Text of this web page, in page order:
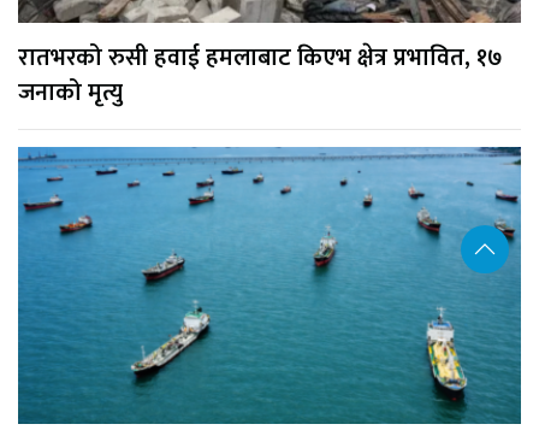
रातभरको रुसी हवाई हमलाबाट किएभ क्षेत्र प्रभावित, १७
जनाको मृत्यु